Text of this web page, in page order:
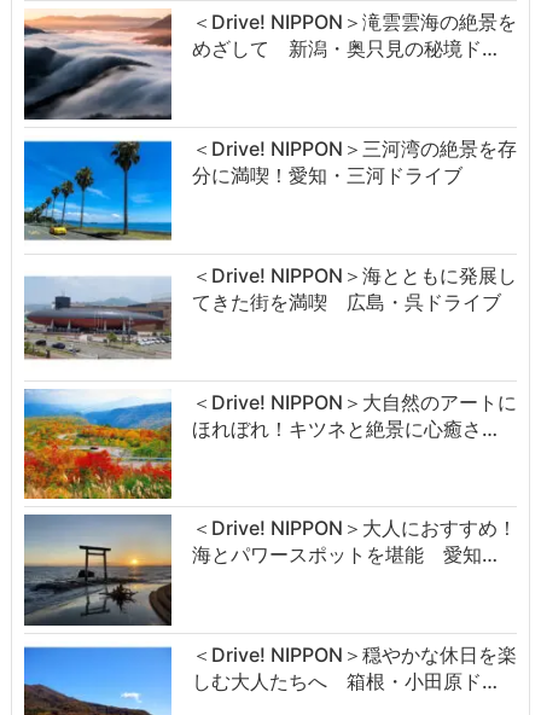
＜Drive! NIPPON＞滝雲雲海の絶景を
めざして 新潟・奥只見の秘境ド…
＜Drive! NIPPON＞三河湾の絶景を存
分に満喫！愛知・三河ドライブ
＜Drive! NIPPON＞海とともに発展し
てきた街を満喫 広島・呉ドライブ
＜Drive! NIPPON＞大自然のアートに
ほれぼれ！キツネと絶景に心癒さ…
＜Drive! NIPPON＞大人におすすめ！
海とパワースポットを堪能 愛知…
＜Drive! NIPPON＞穏やかな休日を楽
しむ大人たちへ 箱根・小田原ド…